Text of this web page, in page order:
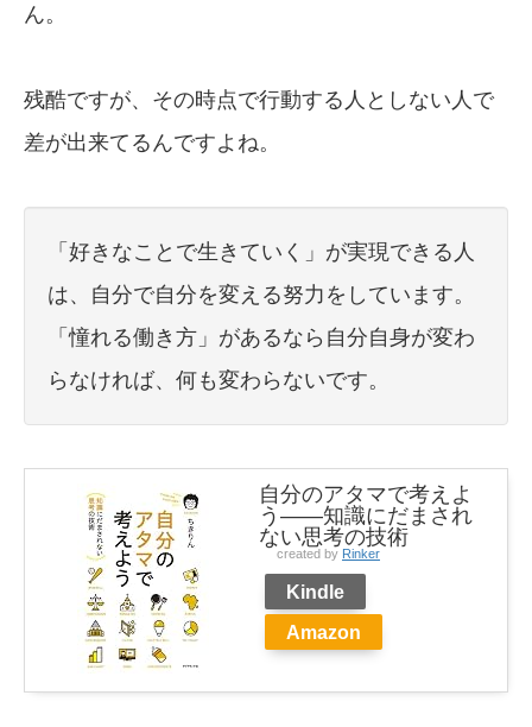
ん。
残酷ですが、その時点で行動する人としない人で
差が出来てるんですよね。
「好きなことで生きていく」が実現できる人
は、自分で自分を変える努力をしています。
「憧れる働き方」があるなら自分自身が変わ
らなければ、何も変わらないです。
自分のアタマで考えよ
う――知識にだまされ
ない思考の技術
created by Rinker
Kindle
Amazon